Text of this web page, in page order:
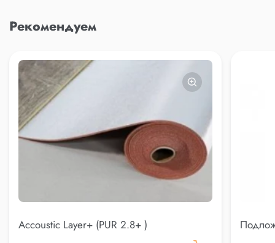
Рекомендуем
Accoustic Layer+ (PUR 2.8+ )